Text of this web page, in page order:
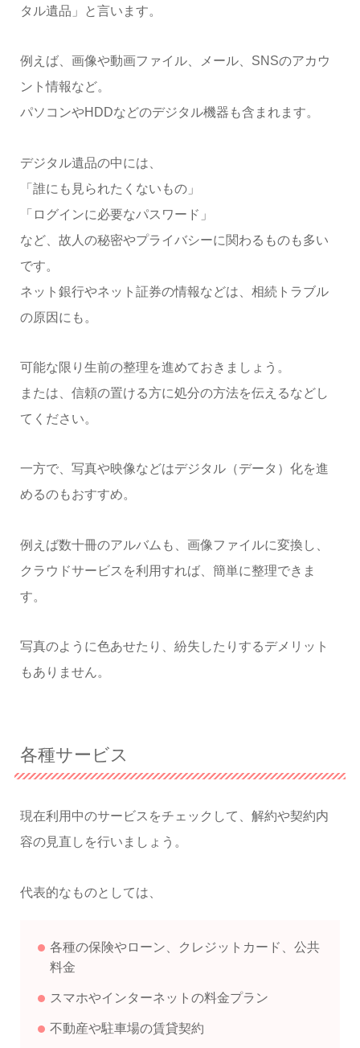
タル遺品」と言います。
例えば、画像や動画ファイル、メール、SNSのアカウ
ント情報など。
パソコンやHDDなどのデジタル機器も含まれます。
デジタル遺品の中には、
「誰にも見られたくないもの」
「ログインに必要なパスワード」
など、故人の秘密やプライバシーに関わるものも多い
です。
ネット銀行やネット証券の情報などは、相続トラブル
の原因にも。
可能な限り生前の整理を進めておきましょう。
または、信頼の置ける方に処分の方法を伝えるなどし
てください。
一方で、写真や映像などはデジタル（データ）化を進
めるのもおすすめ。
例えば数十冊のアルバムも、画像ファイルに変換し、
クラウドサービスを利用すれば、簡単に整理できま
す。
写真のように色あせたり、紛失したりするデメリット
もありません。
各種サービス
現在利用中のサービスをチェックして、解約や契約内
容の見直しを行いましょう。
代表的なものとしては、
各種の保険やローン、クレジットカード、公共
料金
スマホやインターネットの料金プラン
不動産や駐車場の賃貸契約